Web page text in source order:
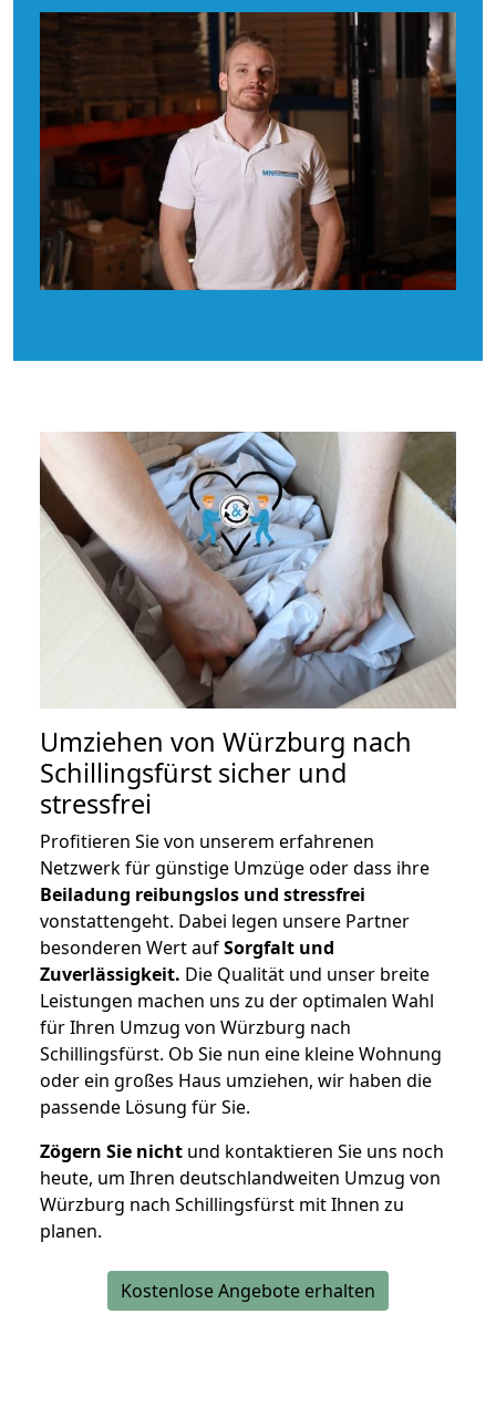
Umziehen von Würzburg nach
Schillingsfürst sicher und
stressfrei
Profitieren Sie von unserem erfahrenen
Netzwerk für günstige Umzüge oder dass ihre
Beiladung reibungslos und stressfrei
vonstattengeht. Dabei legen unsere Partner
besonderen Wert aufSorgfalt und
Zuverlässigkeit. Die Qualität und unser breite
Leistungen machen uns zu der optimalen Wahl
für Ihren Umzug von Würzburg nach
Schillingsfürst. Ob Sie nun eine kleine Wohnung
oder ein großes Haus umziehen, wir haben die
passende Lösung für Sie.
Zögern Sie nicht und kontaktieren Sie uns noch
heute, um Ihren deutschlandweiten Umzug von
Würzburg nach Schillingsfürst mit Ihnen zu
planen.
Kostenlose Angebote erhalten